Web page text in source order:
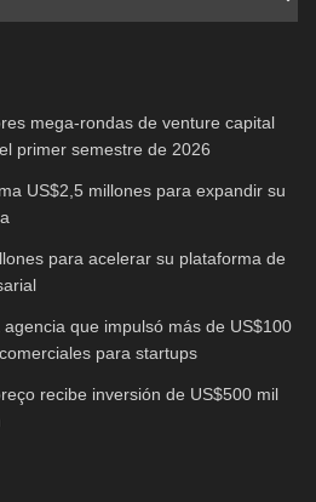
mega-rondas de venture capital
primer semestre de 2026
US$2,5 millones para expandir su
para acelerar su plataforma de
que impulsó más de US$100
para startups
recibe inversión de US$500 mil